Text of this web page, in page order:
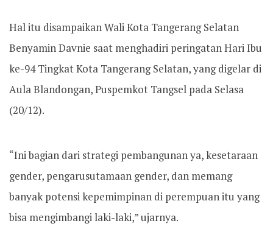
Hal itu disampaikan Wali Kota Tangerang Selatan
Benyamin Davnie saat menghadiri peringatan Hari Ibu
ke-94 Tingkat Kota Tangerang Selatan, yang digelar di
Aula Blandongan, Puspemkot Tangsel pada Selasa
(20/12).
“Ini bagian dari strategi pembangunan ya, kesetaraan
gender, pengarusutamaan gender, dan memang
banyak potensi kepemimpinan di perempuan itu yang
bisa mengimbangi laki-laki,” ujarnya.